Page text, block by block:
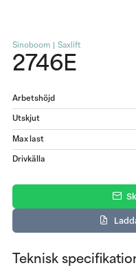
Sinoboom | Saxlift
2746E
Arbetshöjd
Utskjut
Max last
Drivkälla
Teknisk